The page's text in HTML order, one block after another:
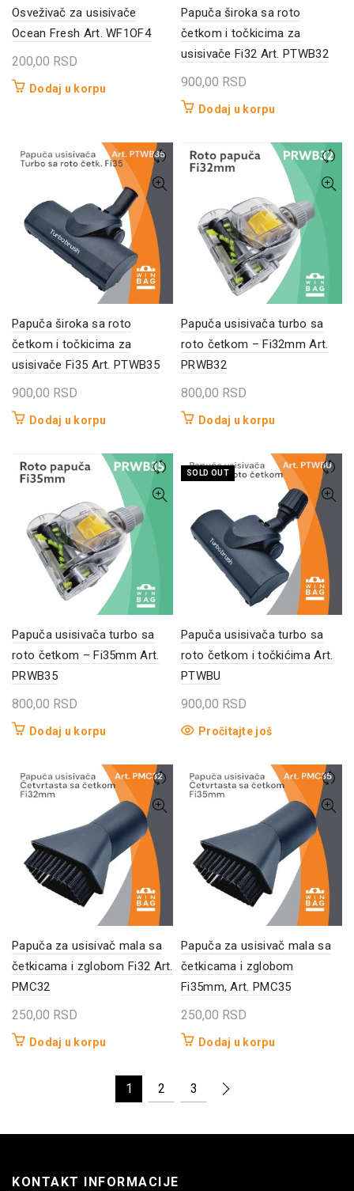
Osveživač za usisivače
Ocean Fresh Art. WF1OF4
200,00 RSD
Dodaj u korpu
Papuča široka sa roto
četkom i točkicima za
usisivače Fi32 Art. PTWB32
900,00 RSD
Dodaj u korpu
Papuča široka sa roto
četkom i točkicima za
usisivače Fi35 Art. PTWB35
900,00 RSD
Dodaj u korpu
Papuča usisivača turbo sa
roto četkom – Fi32mm Art.
PRWB32
800,00 RSD
Dodaj u korpu
Papuča usisivača turbo sa
roto četkom – Fi35mm Art.
PRWB35
800,00 RSD
Dodaj u korpu
SOLD OUT
Papuča usisivača turbo sa
roto četkom i točkićima Art.
PTWBU
900,00 RSD
Pročitajte još
Papuča za usisivač mala sa
četkicama i zglobom Fi32 Art.
PMC32
250,00 RSD
Dodaj u korpu
Papuča za usisivač mala sa
četkicama i zglobom
Fi35mm, Art. PMC35
250,00 RSD
Dodaj u korpu
1 2 3
KONTAKT INFORMACIJE